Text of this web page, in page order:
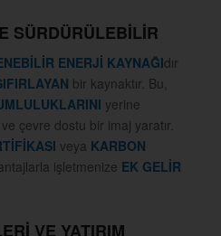
SÜRDÜRÜLEBİLİR
ENERJİ KAYNAĞIdır
bir kaynaktır. Bu,
yerine
çevre dostu bir imaj yaratır.
veya KARBON
işletmenize EK GELİR
VE YATIRIM